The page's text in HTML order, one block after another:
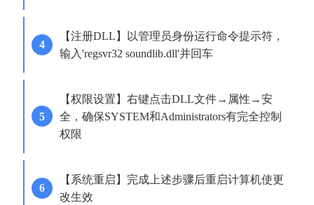
【注册DLL】以管理员身份运行命令提示符，
输入'regsvr32 soundlib.dll'并回车
【权限设置】右键点击DLL文件→属性→安
全，确保SYSTEM和Administrators有完全控制
权限
【系统重启】完成上述步骤后重启计算机使更
改生效